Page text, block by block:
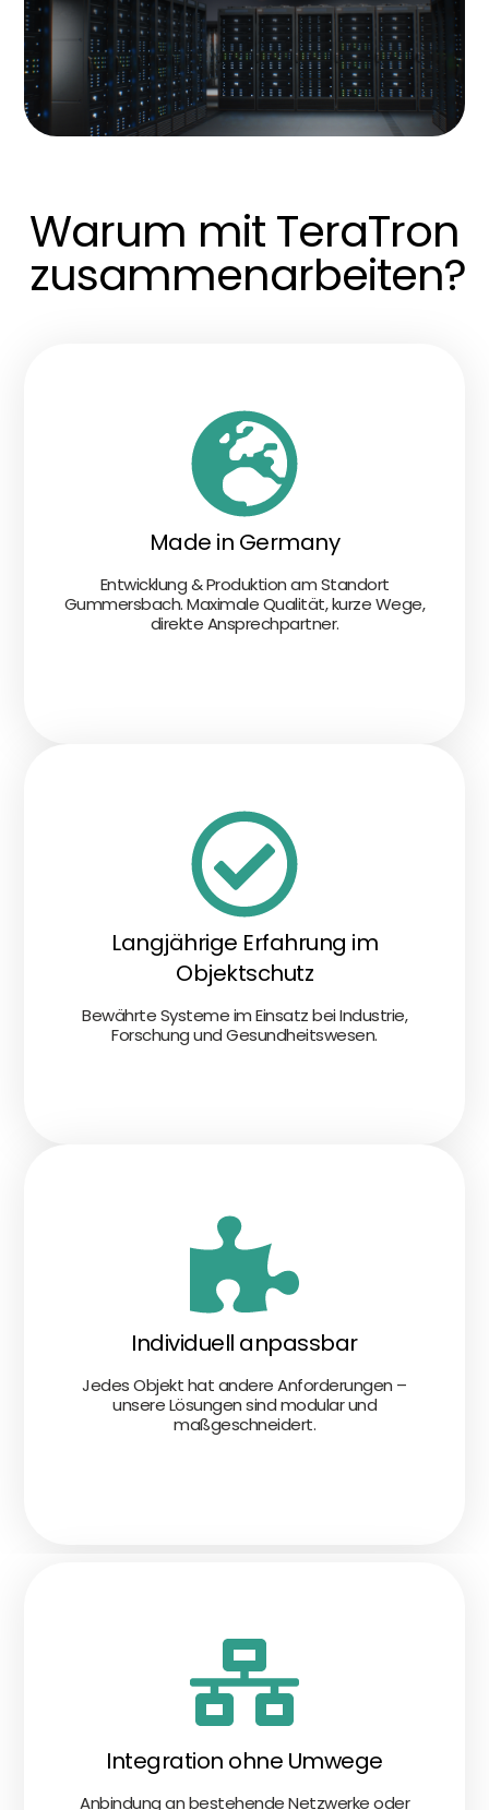
Warum mit TeraTron
zusammenarbeiten?
Made in Germany
Entwicklung & Produktion am Standort
Gummersbach. Maximale Qualität, kurze Wege,
direkte Ansprechpartner.
Langjährige Erfahrung im
Objektschutz
Bewährte Systeme im Einsatz bei Industrie,
Forschung und Gesundheitswesen.
Individuell anpassbar
Jedes Objekt hat andere Anforderungen –
unsere Lösungen sind modular und
maßgeschneidert.
Integration ohne Umwege
Anbindung an bestehende Netzwerke oder